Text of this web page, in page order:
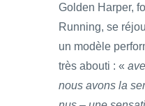
Golden Harper,
Running, se
un modèle
très abouti : «
nous avons la